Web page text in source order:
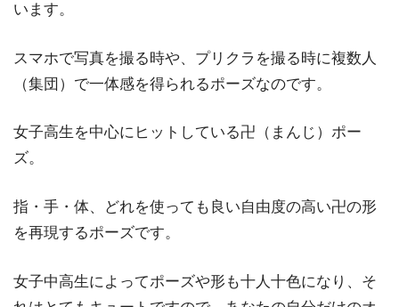
います。
スマホで写真を撮る時や、プリクラを撮る時に複数人
（集団）で一体感を得られるポーズなのです。
女子高生を中心にヒットしている卍（まんじ）ポー
ズ。
指・手・体、どれを使っても良い自由度の高い卍の形
を再現するポーズです。
女子中高生によってポーズや形も十人十色になり、そ